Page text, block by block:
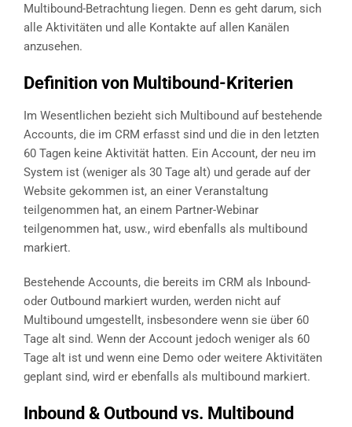
Multibound-Betrachtung liegen. Denn es geht darum, sich
alle Aktivitäten und alle Kontakte auf allen Kanälen
anzusehen.
Definition von Multibound-Kriterien
Im Wesentlichen bezieht sich Multibound auf bestehende
Accounts, die im CRM erfasst sind und die in den letzten
60 Tagen keine Aktivität hatten. Ein Account, der neu im
System ist (weniger als 30 Tage alt) und gerade auf der
Website gekommen ist, an einer Veranstaltung
teilgenommen hat, an einem Partner-Webinar
teilgenommen hat, usw., wird ebenfalls als multibound
markiert.
Bestehende Accounts, die bereits im CRM als Inbound-
oder Outbound markiert wurden, werden nicht auf
Multibound umgestellt, insbesondere wenn sie über 60
Tage alt sind. Wenn der Account jedoch weniger als 60
Tage alt ist und wenn eine Demo oder weitere Aktivitäten
geplant sind, wird er ebenfalls als multibound markiert.
Inbound & Outbound vs. Multibound